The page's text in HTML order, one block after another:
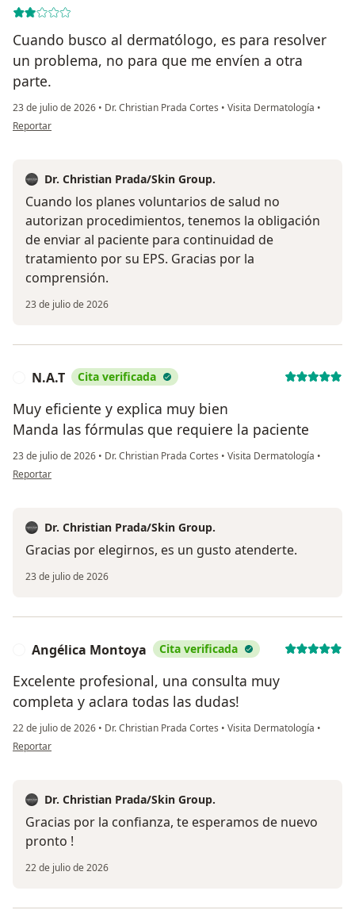
Cuando busco al dermatólogo, es para resolver
un problema, no para que me envíen a otra
parte.
23 de julio de 2026 • Dr. Christian Prada Cortes • Visita Dermatología •
en opinión del usuario Mariano A. Gonzalez G.
Reportar
Dr. Christian Prada/Skin Group.
Cuando los planes voluntarios de salud no
autorizan procedimientos, tenemos la obligación
de enviar al paciente para continuidad de
tratamiento por su EPS. Gracias por la
comprensión.
23 de julio de 2026
N.A.T Cita verificada
Muy eficiente y explica muy bien
Manda las fórmulas que requiere la paciente
23 de julio de 2026 • Dr. Christian Prada Cortes • Visita Dermatología •
en opinión del usuario N.A.T
Reportar
Dr. Christian Prada/Skin Group.
Gracias por elegirnos, es un gusto atenderte.
23 de julio de 2026
Angélica Montoya Cita verificada
Excelente profesional, una consulta muy
completa y aclara todas las dudas!
22 de julio de 2026 • Dr. Christian Prada Cortes • Visita Dermatología •
en opinión del usuario Angélica Montoya
Reportar
Dr. Christian Prada/Skin Group.
Gracias por la confianza, te esperamos de nuevo
pronto !
22 de julio de 2026